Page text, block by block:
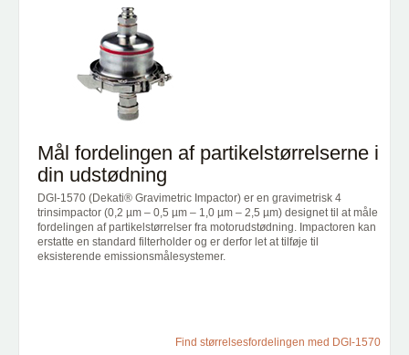
Mål fordelingen af partikelstørrelserne i
din udstødning
DGI-1570 (Dekati® Gravimetric Impactor) er en gravimetrisk 4
trinsimpactor (0,2 µm – 0,5 µm – 1,0 µm – 2,5 µm) designet til at måle
fordelingen af partikelstørrelser fra motorudstødning. Impactoren kan
erstatte en standard filterholder og er derfor let at tilføje til
eksisterende emissionsmålesystemer.
Find størrelsesfordelingen med DGI-1570